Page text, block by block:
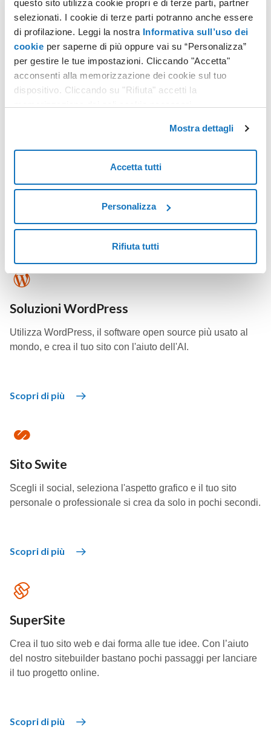
questo sito utilizza cookie propri e di terze parti, partner
selezionati. I cookie di terze parti potranno anche essere
di profilazione. Leggi la nostra Informativa sull’uso dei
cookie per saperne di più oppure vai su “Personalizza”
per gestire le tue impostazioni. Cliccando "Accetta"
acconsenti alla memorizzazione dei cookie sul tuo
dispositivo. Cliccando su "Rifiuta" accetti la
Mostra dettagli
Accetta tutti
Personalizza
Rifiuta tutti
Sfrutta uno spazio web illimitato con inclusi tanti strumenti
per dare forma al tuo sito come vuoi.
Scopri di più
Crea caselle email certificate personalizzate per inviare
ricevuta di ritorno.
Soluzioni WordPress
Utilizza WordPress, il software open source più usato al
mondo, e crea il tuo sito con l'aiuto dell'AI.
Scopri di più
Sito Swite
Scegli il social, seleziona l'aspetto grafico e il tuo sito
personale o professionale si crea da solo in pochi secondi.
Scopri di più
SuperSite
Crea il tuo sito web e dai forma alle tue idee. Con l’aiuto
del nostro sitebuilder bastano pochi passaggi per lanciare
il tuo progetto online.
Scopri di più